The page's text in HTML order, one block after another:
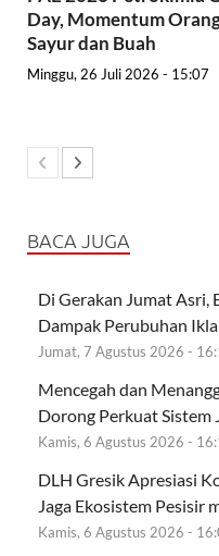
Day, Momentum
Sayur dan Buah
Minggu, 26 Juli 2026 - 15:07
BACA JUGA
Di Gerakan Jumat
Dampak Perubuhan
Jumat, 7 Agustus 2026 -
Mencegah dan
Dorong Perkuat Sistem
Kamis, 6 Agustus 2026 -
DLH Gresik Apresiasi
Jaga Ekosistem Pesisir
Kamis, 6 Agustus 2026 -